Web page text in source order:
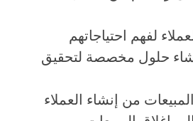
لفهم احتياجاتهم
حلول مخصصة لتحقيق
من إنشاء العملاء